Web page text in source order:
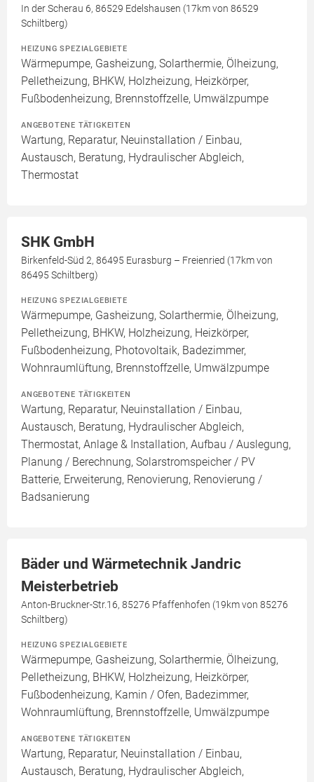
In der Scherau 6, 86529 Edelshausen (17km von 86529
Schiltberg)
HEIZUNG SPEZIALGEBIETE
Wärmepumpe, Gasheizung, Solarthermie, Ölheizung,
Pelletheizung, BHKW, Holzheizung, Heizkörper,
Fußbodenheizung, Brennstoffzelle, Umwälzpumpe
ANGEBOTENE TÄTIGKEITEN
Wartung, Reparatur, Neuinstallation / Einbau,
Austausch, Beratung, Hydraulischer Abgleich,
Thermostat
SHK GmbH
Birkenfeld-Süd 2, 86495 Eurasburg – Freienried (17km von
86495 Schiltberg)
HEIZUNG SPEZIALGEBIETE
Wärmepumpe, Gasheizung, Solarthermie, Ölheizung,
Pelletheizung, BHKW, Holzheizung, Heizkörper,
Fußbodenheizung, Photovoltaik, Badezimmer,
Wohnraumlüftung, Brennstoffzelle, Umwälzpumpe
ANGEBOTENE TÄTIGKEITEN
Wartung, Reparatur, Neuinstallation / Einbau,
Austausch, Beratung, Hydraulischer Abgleich,
Thermostat, Anlage & Installation, Aufbau / Auslegung,
Planung / Berechnung, Solarstromspeicher / PV
Batterie, Erweiterung, Renovierung, Renovierung /
Badsanierung
Bäder und Wärmetechnik Jandric
Meisterbetrieb
Anton-Bruckner-Str.16, 85276 Pfaffenhofen (19km von 85276
Schiltberg)
HEIZUNG SPEZIALGEBIETE
Wärmepumpe, Gasheizung, Solarthermie, Ölheizung,
Pelletheizung, BHKW, Holzheizung, Heizkörper,
Fußbodenheizung, Kamin / Ofen, Badezimmer,
Wohnraumlüftung, Brennstoffzelle, Umwälzpumpe
ANGEBOTENE TÄTIGKEITEN
Wartung, Reparatur, Neuinstallation / Einbau,
Austausch, Beratung, Hydraulischer Abgleich,